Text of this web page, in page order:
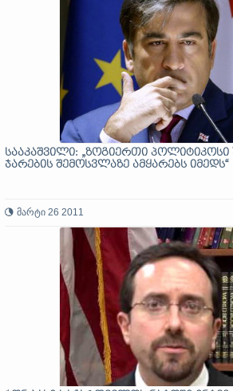
სააკაშვილი: „ზოგიერთი პოლიტიკოსი
ჯარების შემოსვლაზე ამყარებს იმედს“
მარტი 26 2011